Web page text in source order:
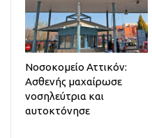
Νοσοκομείο Αττικόν:
Ασθενής μαχαίρωσε
νοσηλεύτρια και
αυτοκτόνησε